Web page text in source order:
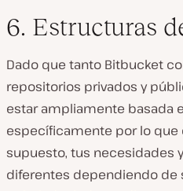
6. Estructuras
Dado que tanto Bitbucket
repositorios privados y
estar ampliamente basada
específicamente por lo que
supuesto, tus necesidades
diferentes dependiendo de